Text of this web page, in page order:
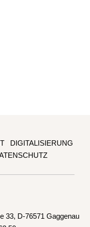
DIGITALISIERUNG
33, D-76571 Gaggenau